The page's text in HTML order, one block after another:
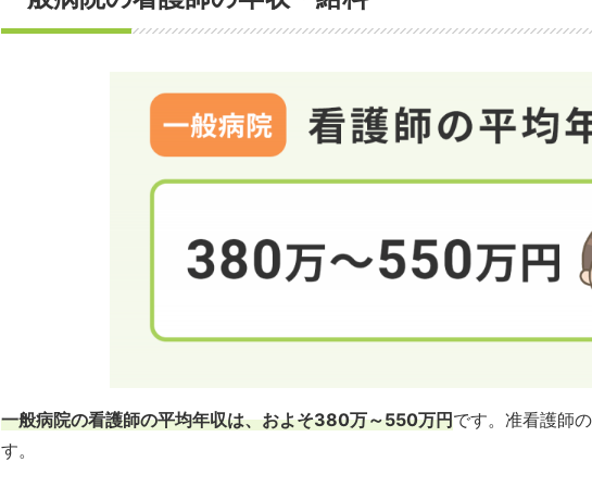
キャリアアドバイザー
診療科や「急性期・回復期・慢性期」のどれなのかによっ
さんの重症度やADLなどが異なり、看護師に求められる知
ってきます。
自分の関心や得意分野、希望する働き方などから「自分
外来看護師の仕事内容・働き方について詳しくはこちら
閉じる
救急外来は24時間体制なので、看護師も基本的に日勤・夜勤の交代制で
術前の物品の準備や術中・術後の記録の入力などのほか、手術前に患者
患者さんとのコミュニケーションの機会が少ない部署ですが、専門性の
病院によってオンコール対応や夜勤があります。
閉じる
給料は低めですが、日勤のみで残業の少ない働き方が可能です。
閉じる
間接介助では、検査・治療前の患者さんへの説明、採血や前処置、検査
一般的な病棟業務と異なるため、未経験者の転職は少しハードルが高め
患者さんの負担が少ない内視鏡治療はニーズが大きく、治療も高度化し
内視鏡治療に関する理解や難易度の高い手技が求められ、新しいことを
「消化器内視鏡技師」の資格取得でキャリアアップも目指せます。
内視鏡室は緊急の対応が少なく、基本的に残業が少ない職場ですが、検
透析中に状態が変化する患者さんがいないか、観察力や判断力が求めら
患者さんが多いので、
長期的にかかわるコミュニケーション力 も大切です
一般病院の透析室は基本的に日勤のみ
子育てと両立したい方にもおすすめです。
透析室の看護師の仕事内容・働き方について詳しくはこちら
閉じる
一般病院の看護師の平均年収は、およそ380万～550万円です。准看護師
す。